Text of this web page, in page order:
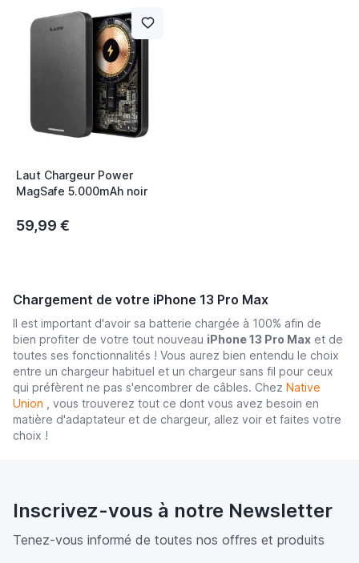
Laut Chargeur Power
MagSafe 5.000mAh noir
59,99 €
Chargement de votre iPhone 13 Pro Max
Il est important d'avoir sa batterie chargée à 100% afin de
bien profiter de votre tout nouveau iPhone 13 Pro Max et de
toutes ses fonctionnalités ! Vous aurez bien entendu le choix
entre un chargeur habituel et un chargeur sans fil pour ceux
qui préfèrent ne pas s'encombrer de câbles. Chez Native
Union , vous trouverez tout ce dont vous avez besoin en
matière d'adaptateur et de chargeur, allez voir et faites votre
choix !
Inscrivez-vous à notre Newsletter
Tenez-vous informé de toutes nos offres et produits